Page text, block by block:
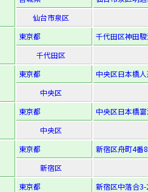
仙台市泉区
東京都
千代田区神田
千代田区
東京都
中央区日本橋
中央区
東京都
中央区日本橋
中央区
東京都
新宿区舟町4番8
新宿区
東京都
新宿区中落合